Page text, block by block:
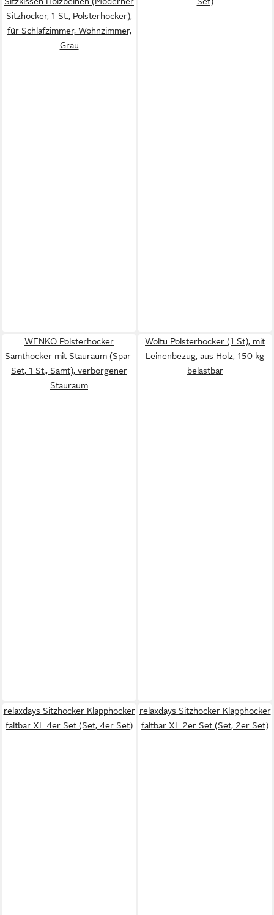
Sitzhocker, 1 St., Polsterhocker),
für Schlafzimmer, Wohnzimmer,
Grau
WENKO Polsterhocker
Samthocker mit Stauraum (Spar-
Set, 1 St., Samt), verborgener
Stauraum
Woltu Polsterhocker (1 St), mit
Leinenbezug, aus Holz, 150 kg
belastbar
relaxdays Sitzhocker Klapphocker
faltbar XL 4er Set (Set, 4er Set)
relaxdays Sitzhocker Klapphocker
faltbar XL 2er Set (Set, 2er Set)